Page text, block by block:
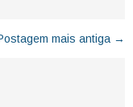
mais antiga →